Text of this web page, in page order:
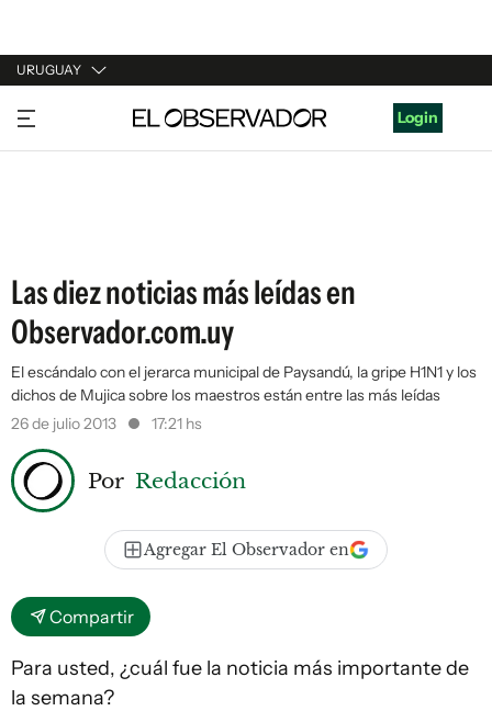
URUGUAY
URUGUAY
ARGENTINA
Login
Las diez noticias más leídas en
Observador.com.uy
El escándalo con el jerarca municipal de Paysandú, la gripe H1N1 y los
dichos de Mujica sobre los maestros están entre las más leídas
26 de julio 2013
17:21 hs
Por Redacción
Agregar El Observador en
Compartir
Para usted, ¿cuál fue la noticia más importante de
la semana?